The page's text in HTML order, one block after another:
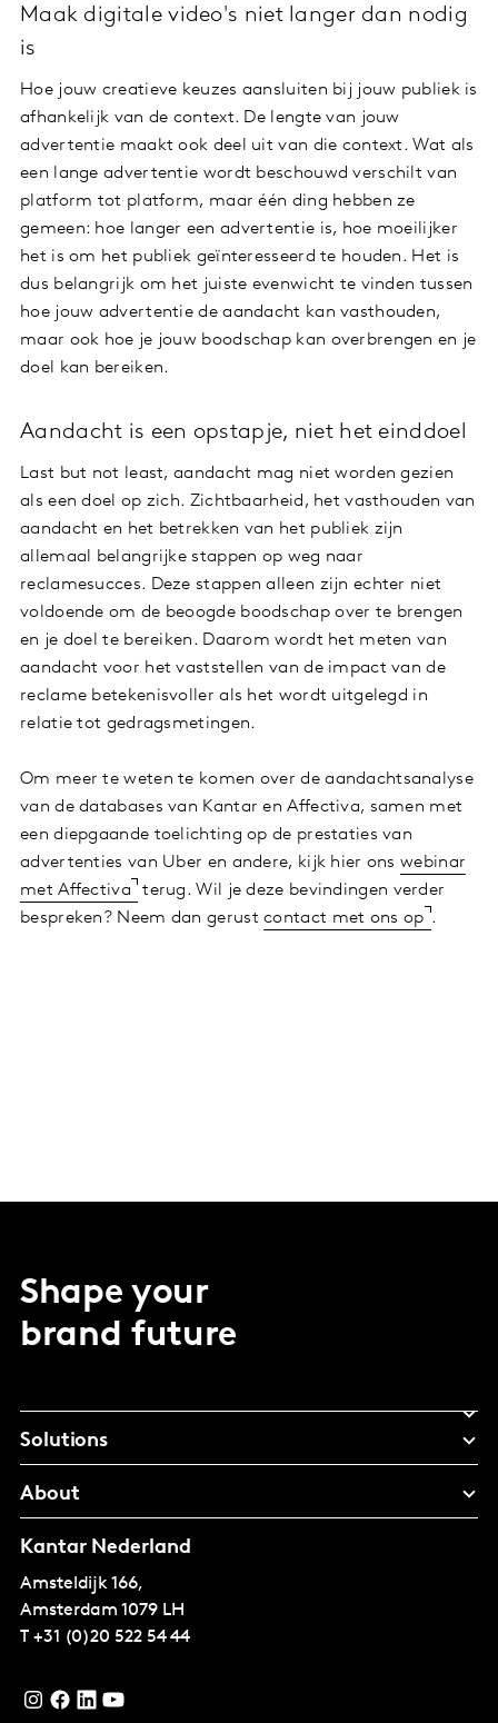
Maak digitale video's niet langer dan nodig
is
Hoe jouw creatieve keuzes aansluiten bij jouw publiek is
afhankelijk van de context. De lengte van jouw
advertentie maakt ook deel uit van die context. Wat als
een lange advertentie wordt beschouwd verschilt van
platform tot platform, maar één ding hebben ze
gemeen: hoe langer een advertentie is, hoe moeilijker
het is om het publiek geïnteresseerd te houden. Het is
dus belangrijk om het juiste evenwicht te vinden tussen
hoe jouw advertentie de aandacht kan vasthouden,
maar ook hoe je jouw boodschap kan overbrengen en je
doel kan bereiken.
Aandacht is een opstapje, niet het einddoel
Last but not least, aandacht mag niet worden gezien
als een doel op zich. Zichtbaarheid, het vasthouden van
aandacht en het betrekken van het publiek zijn
allemaal belangrijke stappen op weg naar
reclamesucces. Deze stappen alleen zijn echter niet
voldoende om de beoogde boodschap over te brengen
en je doel te bereiken. Daarom wordt het meten van
aandacht voor het vaststellen van de impact van de
reclame betekenisvoller als het wordt uitgelegd in
relatie tot gedragsmetingen.
Om meer te weten te komen over de aandachtsanalyse
van de databases van Kantar en Affectiva, samen met
een diepgaande toelichting op de prestaties van
advertenties van Uber en andere, kijk hier onswebinar
met Affectiva terug. Wil je deze bevindingen verder
bespreken? Neem dan gerustcontact met ons op .
Shape your
brand future
Solutions
About
Kantar Nederland
Amsteldijk 166,
Amsterdam 1079 LH
T +31 (0)20 522 54 44